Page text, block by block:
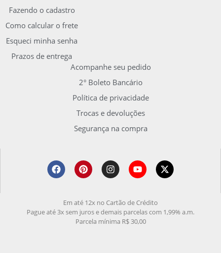
Fazendo o cadastro
Como calcular o frete
Esqueci minha senha
Prazos de entrega
Acompanhe seu pedido
2° Boleto Bancário
Política de privacidade
Trocas e devoluções
Segurança na compra
Em até 12x no Cartão de Crédito
Pague até 3x sem juros e demais parcelas com 1,99% a.m.
Parcela mínima R$ 30,00